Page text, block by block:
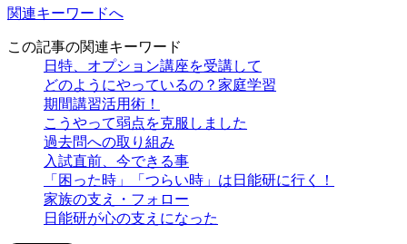
関連キーワードへ
この記事の関連キーワード
日特、オプション講座を受講して
どのようにやっているの？家庭学習
期間講習活用術！
こうやって弱点を克服しました
過去問への取り組み
入試直前、今できる事
「困った時」「つらい時」は日能研に行く！
家族の支え・フォロー
日能研が心の支えになった